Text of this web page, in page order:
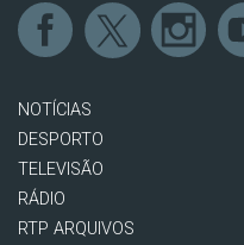
NOTÍCIAS
DESPORTO
TELEVISÃO
RÁDIO
RTP ARQUIVOS